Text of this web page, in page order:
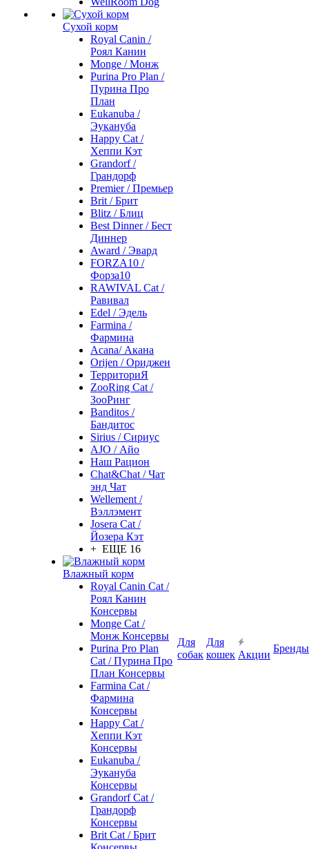
Сухой корм
Royal Canin /
Роял Канин
Monge / Монж
Purina Pro Plan /
Пурина Про
План
Eukanuba /
Эукануба
Happy Cat /
Хеппи Кэт
Grandorf /
Грандорф
Premier / Премьер
Brit / Брит
Blitz / Блиц
Best Dinner / Бест
Диннер
Award / Эвард
FORZA10 /
Форза10
RAWIVAL Cat /
Равивал
Edel / Эдель
Farmina /
Фармина
Acana/ Акана
Orijen / Ориджен
ТерриториЯ
ZooRing Cat /
ЗооРинг
Banditos /
Бандитос
Sirius / Сириус
AJO / Айо
Наш Рацион
Chat&Chat / Чат
энд Чат
Wellement /
Вэллэмент
Josera Cat /
Йозера Кэт
+ ЕЩЕ 16
Влажный корм
Royal Canin Cat /
Роял Канин
Консервы
Monge Cat /
Монж Консервы
Purina Pro Plan
Cat / Пурина Про
План Консервы
Farmina Cat /
Фармина
Консервы
Happy Cat /
Хеппи Кэт
Консервы
Eukanuba /
Эукануба
Консервы
Grandorf Cat /
Грандорф
Консервы
Brit Cat / Брит
Для
собак
Для
кошек Акции
Бренды